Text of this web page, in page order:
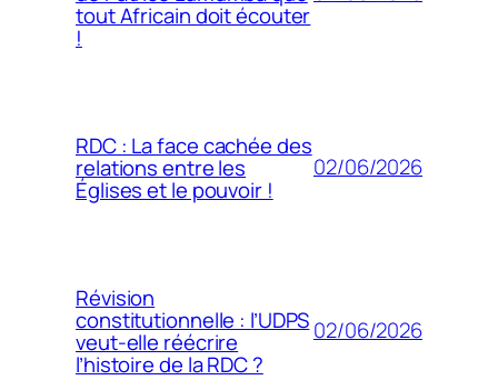
tout Africain doit écouter
!
RDC : La face cachée des
relations entre les
Églises et le pouvoir !
02/06/2026
Révision
constitutionnelle : l’UDPS
veut-elle réécrire
l’histoire de la RDC ?
02/06/2026